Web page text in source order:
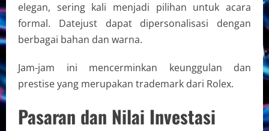
elegan, sering kali menjadi pilihan untuk acara
formal. Datejust dapat dipersonalisasi dengan
berbagai bahan dan warna.
Jam-jam ini mencerminkan keunggulan dan
prestise yang merupakan trademark dari Rolex.
Pasaran dan Nilai Investasi